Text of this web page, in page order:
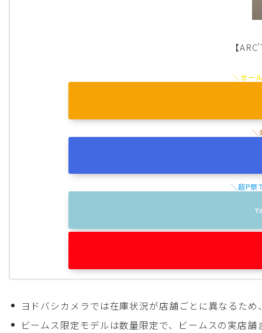
【
ヨドバシカメラでは在庫状況が店舗ごとに異なるた
ビームス限定モデルは数量限定で、ビームスの実店